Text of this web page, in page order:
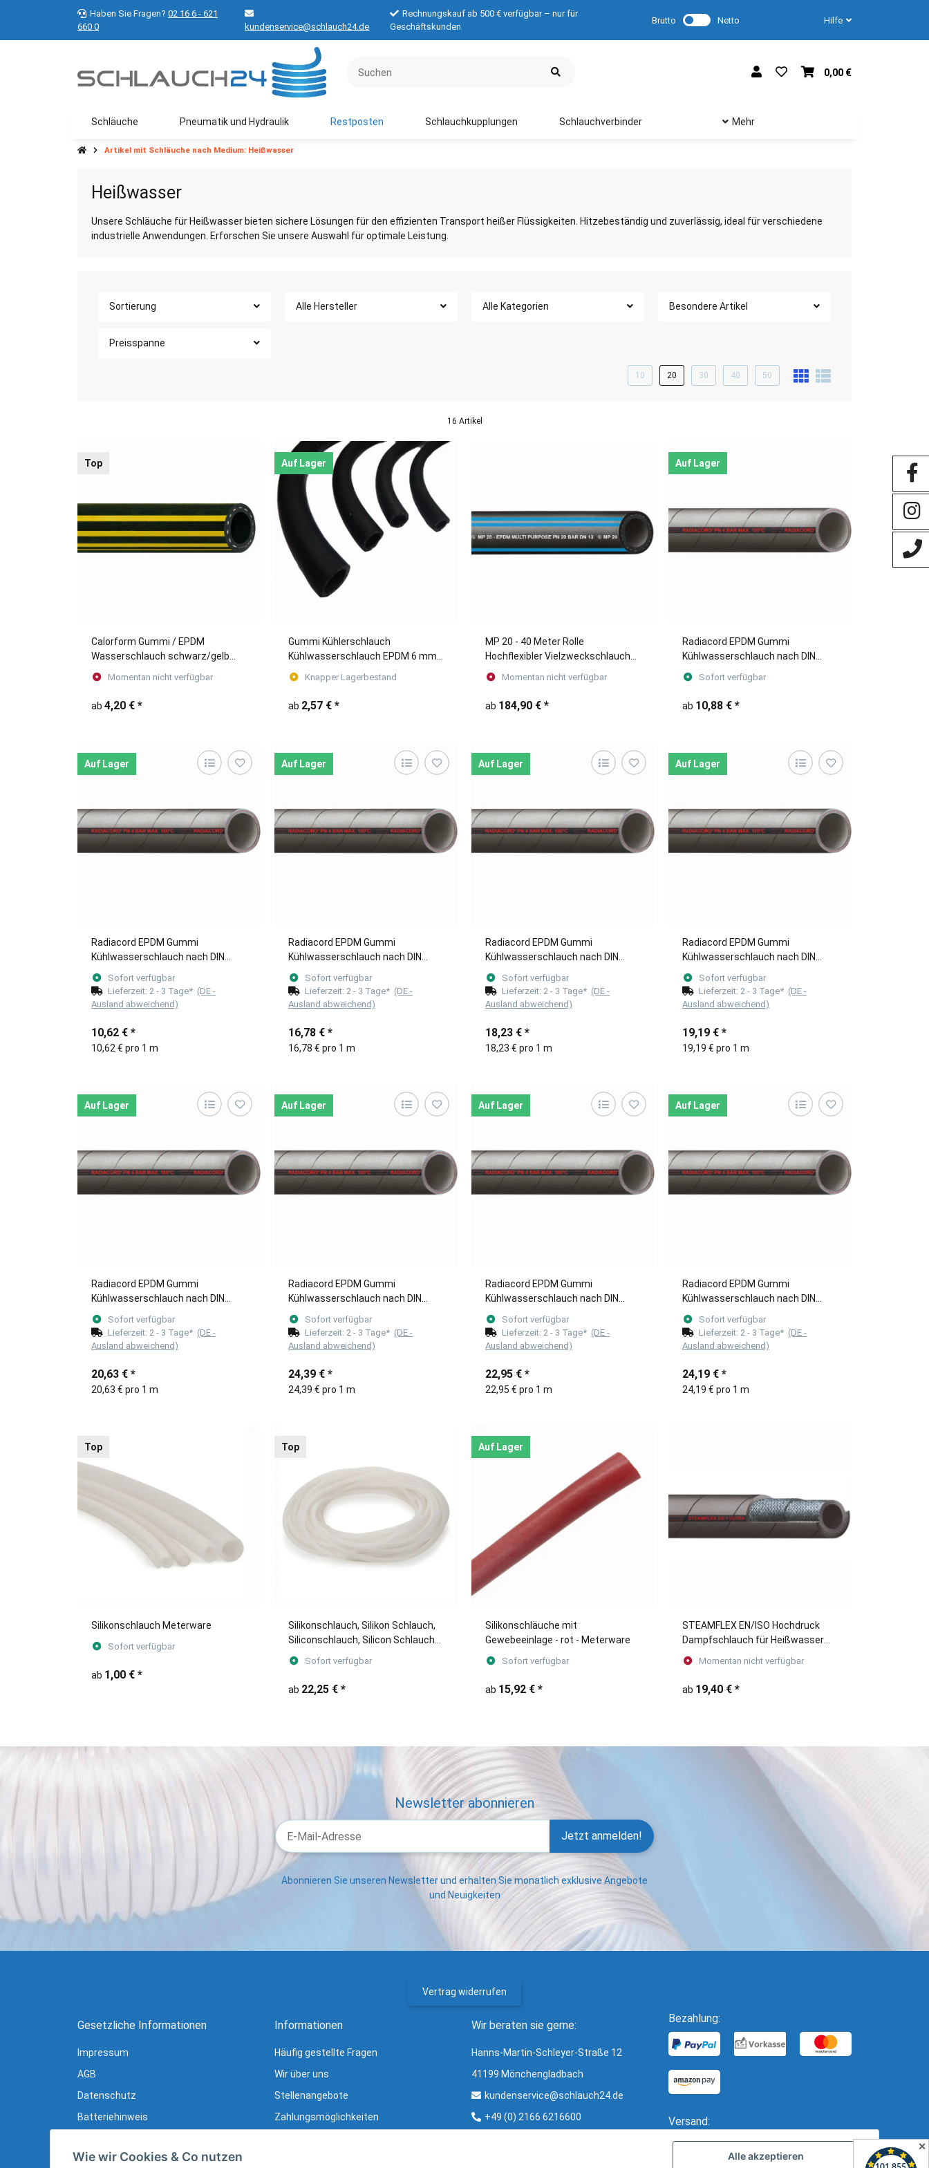
Haben Sie Fragen? 02 16 6 - 621
660 0
kundenservice@schlauch24.de
Rechnungskauf ab 500 € verfügbar – nur für
Geschäftskunden
Brutto Netto Hilfe
0,00 €
Schläuche Pneumatik und Hydraulik Restposten Schlauchkupplungen Schlauchverbinder Mehr
Artikel mit Schläuche nach Medium: Heißwasser
Heißwasser
Unsere Schläuche für Heißwasser bieten sichere Lösungen für den effizienten Transport heißer Flüssigkeiten. Hitzebeständig und zuverlässig, ideal für verschiedene
industrielle Anwendungen. Erforschen Sie unsere Auswahl für optimale Leistung.
Sortierung Alle Hersteller Alle Kategorien Besondere Artikel
Preisspanne
10 20 30 40 50
16 Artikel
Top
Calorform Gummi / EPDM
Wasserschlauch schwarz/gelb
(Meterware)
Momentan nicht verfügbar
ab 4,20 € *
Auf Lager
Gummi Kühlerschlauch
Kühlwasserschlauch EPDM 6 mm -
80 mm - Meterware
Knapper Lagerbestand
ab 2,57 € *
MP 20 - 40 Meter Rolle
Hochflexibler Vielzweckschlauch
zur Förderung von Luft, Wasser
und chemischen Produkten
Momentan nicht verfügbar
ab 184,90 € *
Auf Lager
Radiacord EPDM Gummi
Kühlwasserschlauch nach DIN
(Meterware)
Sofort verfügbar
ab 10,88 € *
Auf Lager
Radiacord EPDM Gummi
Kühlwasserschlauch nach DIN
(Meterware) 10mm
Sofort verfügbar
Lieferzeit: 2 - 3 Tage* (DE -
Ausland abweichend)
10,62 € *
10,62 € pro 1 m
Auf Lager
Radiacord EPDM Gummi
Kühlwasserschlauch nach DIN
(Meterware) 28mm
Sofort verfügbar
Lieferzeit: 2 - 3 Tage* (DE -
Ausland abweichend)
16,78 € *
16,78 € pro 1 m
Auf Lager
Radiacord EPDM Gummi
Kühlwasserschlauch nach DIN
(Meterware) 30mm
Sofort verfügbar
Lieferzeit: 2 - 3 Tage* (DE -
Ausland abweichend)
18,23 € *
18,23 € pro 1 m
Auf Lager
Radiacord EPDM Gummi
Kühlwasserschlauch nach DIN
(Meterware) 32mm
Sofort verfügbar
Lieferzeit: 2 - 3 Tage* (DE -
Ausland abweichend)
19,19 € *
19,19 € pro 1 m
Auf Lager
Radiacord EPDM Gummi
Kühlwasserschlauch nach DIN
(Meterware) 35mm
Sofort verfügbar
Lieferzeit: 2 - 3 Tage* (DE -
Ausland abweichend)
20,63 € *
20,63 € pro 1 m
Auf Lager
Radiacord EPDM Gummi
Kühlwasserschlauch nach DIN
(Meterware) 40mm
Sofort verfügbar
Lieferzeit: 2 - 3 Tage* (DE -
Ausland abweichend)
24,39 € *
24,39 € pro 1 m
Auf Lager
Radiacord EPDM Gummi
Kühlwasserschlauch nach DIN
(Meterware) 42mm
Sofort verfügbar
Lieferzeit: 2 - 3 Tage* (DE -
Ausland abweichend)
22,95 € *
22,95 € pro 1 m
Auf Lager
Radiacord EPDM Gummi
Kühlwasserschlauch nach DIN
(Meterware) 45mm
Sofort verfügbar
Lieferzeit: 2 - 3 Tage* (DE -
Ausland abweichend)
24,19 € *
24,19 € pro 1 m
Top
Silikonschlauch Meterware
Sofort verfügbar
ab 1,00 € *
Top
Silikonschlauch, Silikon Schlauch,
Siliconschlauch, Silicon Schlauch
ROLLE 25 Meter
Sofort verfügbar
ab 22,25 € *
Auf Lager
Silikonschläuche mit
Gewebeeinlage - rot - Meterware
Sofort verfügbar
ab 15,92 € *
STEAMFLEX EN/ISO Hochdruck
Dampfschlauch für Heißwasser
und Sattdampf
Momentan nicht verfügbar
ab 19,40 € *
Newsletter abonnieren
Jetzt anmelden!
Abonnieren Sie unseren Newsletter und erhalten Sie monatlich exklusive Angebote
und Neuigkeiten
Vertrag widerrufen
Gesetzliche Informationen
Impressum
AGB
Datenschutz
Batteriehinweis
Widerrufsrecht
Informationen
Häufig gestellte Fragen
Wir über uns
Stellenangebote
Zahlungsmöglichkeiten
Wir beraten sie gerne:
Hanns-Martin-Schleyer-Straße 12
41199 Mönchengladbach
kundenservice@schlauch24.de
+49 (0) 2166 6216600
Bezahlung:
Versand:
Wie wir Cookies & Co nutzen Alle akzeptieren
✕